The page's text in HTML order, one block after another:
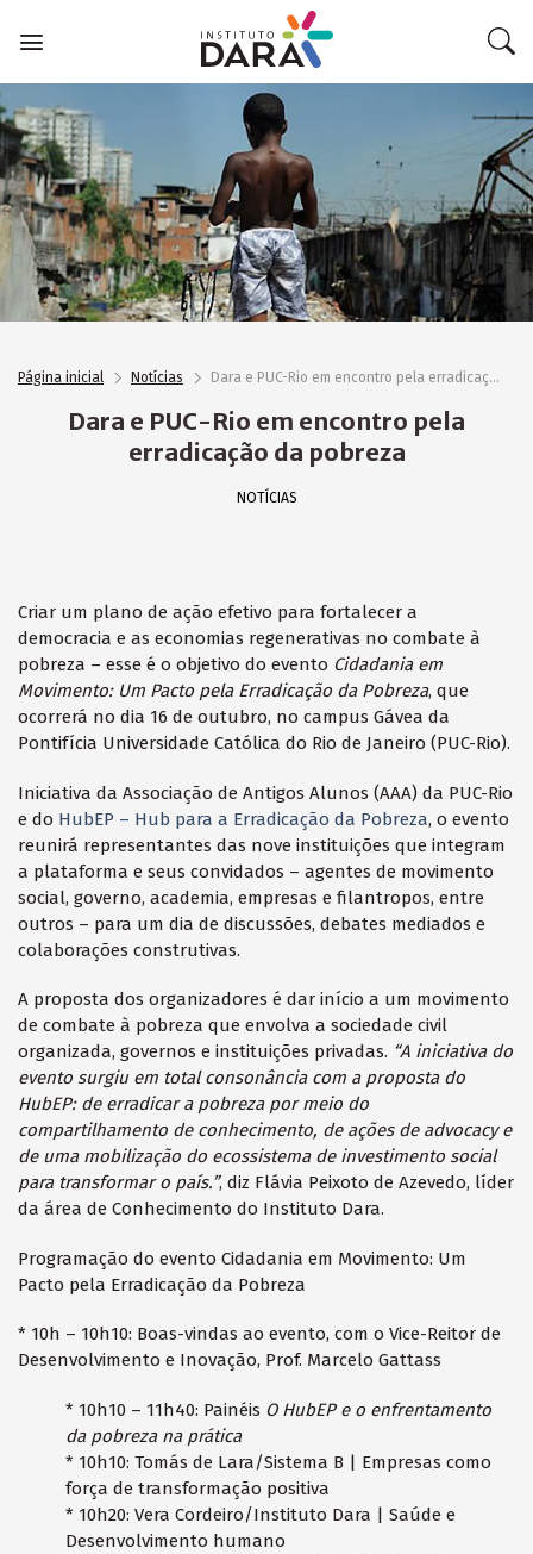
Página inicial Notícias Dara e PUC-Rio em encontro pela erradicação da pobreza
Dara e PUC-Rio em encontro pela
erradicação da pobreza
NOTÍCIAS
Criar um plano de ação efetivo para fortalecer a
democracia e as economias regenerativas no combate à
pobreza – esse é o objetivo do evento Cidadania em
Movimento: Um Pacto pela Erradicação da Pobreza, que
ocorrerá no dia 16 de outubro, no campus Gávea da
Pontifícia Universidade Católica do Rio de Janeiro (PUC-Rio).
Iniciativa da Associação de Antigos Alunos (AAA) da PUC-Rio
e do HubEP – Hub para a Erradicação da Pobreza, o evento
reunirá representantes das nove instituições que integram
a plataforma e seus convidados – agentes de movimento
social, governo, academia, empresas e filantropos, entre
outros – para um dia de discussões, debates mediados e
colaborações construtivas.
A proposta dos organizadores é dar início a um movimento
de combate à pobreza que envolva a sociedade civil
organizada, governos e instituições privadas. “A iniciativa do
evento surgiu em total consonância com a proposta do
HubEP: de erradicar a pobreza por meio do
compartilhamento de conhecimento, de ações de advocacy e
de uma mobilização do ecossistema de investimento social
para transformar o país.”, diz Flávia Peixoto de Azevedo, líder
da área de Conhecimento do Instituto Dara.
Programação do evento Cidadania em Movimento: Um
Pacto pela Erradicação da Pobreza
* 10h – 10h10: Boas-vindas ao evento, com o Vice-Reitor de
Desenvolvimento e Inovação, Prof. Marcelo Gattass
* 10h10 – 11h40: Painéis O HubEP e o enfrentamento
da pobreza na prática
* 10h10: Tomás de Lara/Sistema B | Empresas como
força de transformação positiva
* 10h20: Vera Cordeiro/Instituto Dara | Saúde e
Desenvolvimento humano